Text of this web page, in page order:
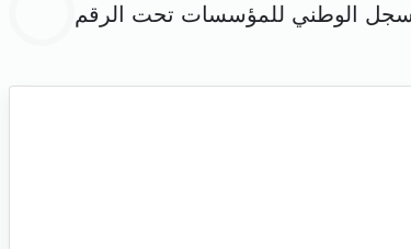
الوطني للمؤسسات تحت الرقم